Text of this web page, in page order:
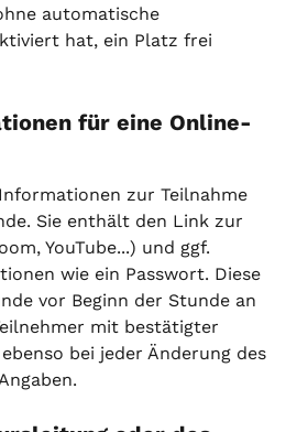
automatische
hat, ein Platz frei
für eine Online-
zur Teilnahme
Sie enthält den Link zur
YouTube...) und ggf.
wie ein Passwort. Diese
vor Beginn der Stunde an
mit bestätigter
bei jeder Änderung des